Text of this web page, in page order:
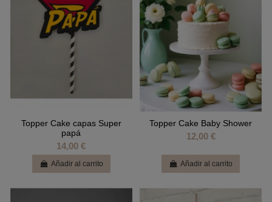
Topper Cake capas Super
papá
14,00 €
Añadir al carrito
Topper Cake Baby Shower
12,00 €
Añadir al carrito